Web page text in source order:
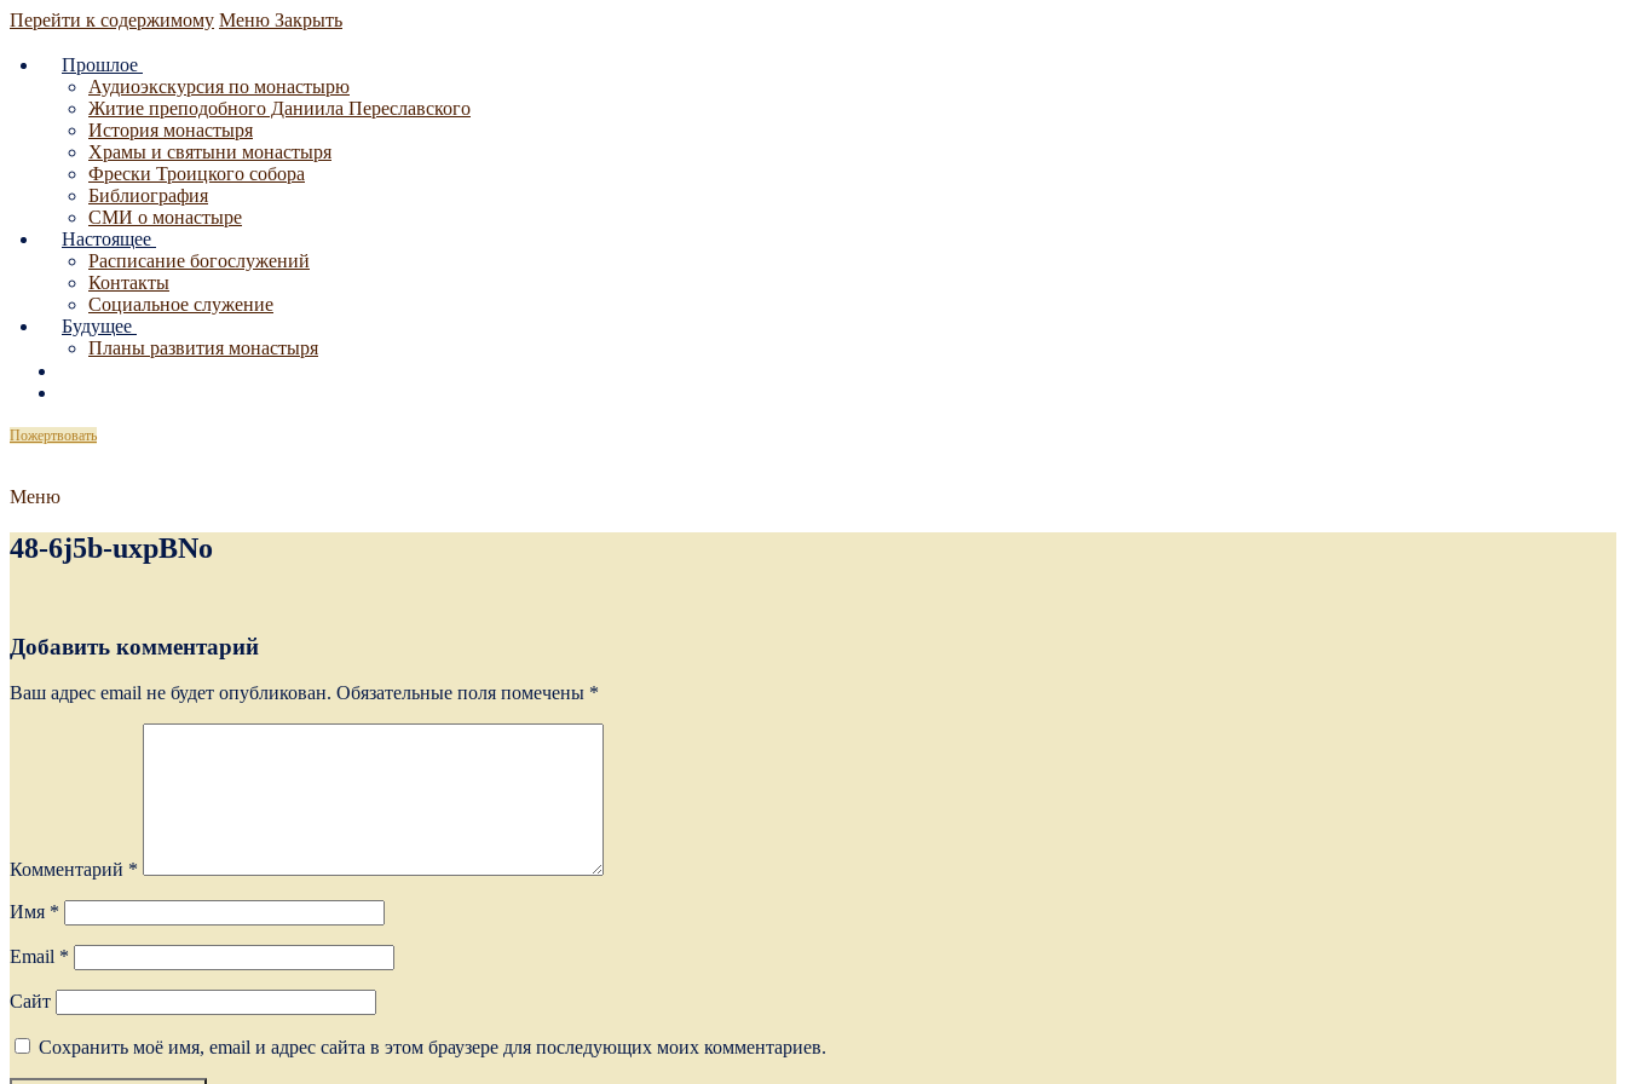
Перейти к содержимому Меню Закрыть
Прошлое
Аудиоэкскурсия по монастырю
Житие преподобного Даниила Переславского
История монастыря
Храмы и святыни монастыря
Фрески Троицкого собора
Библиография
СМИ о монастыре
Настоящее
Расписание богослужений
Контакты
Социальное служение
Будущее
Планы развития монастыря
Пожертвовать
Меню
48-6j5b-uxpBNo
Добавить комментарий
Ваш адрес email не будет опубликован. Обязательные поля помечены *
Комментарий *
Имя *
Email *
Сайт
Сохранить моё имя, email и адрес сайта в этом браузере для последующих моих комментариев.